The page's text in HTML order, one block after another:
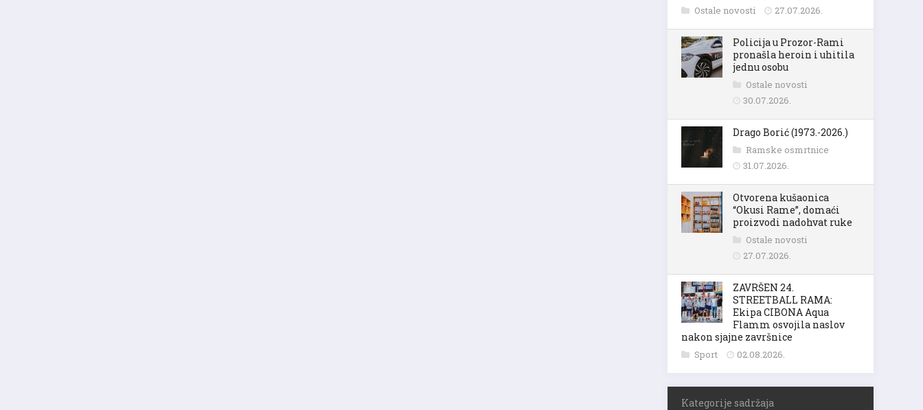
Ostale novosti 27.07.2026.
Policija u Prozor-Rami
pronašla heroin i uhitila
jednu osobu
Ostale novosti
30.07.2026.
Drago Borić (1973.-2026.)
Ramske osmrtnice
31.07.2026.
Otvorena kušaonica
“Okusi Rame”, domaći
proizvodi nadohvat ruke
Ostale novosti
27.07.2026.
ZAVRŠEN 24.
STREETBALL RAMA:
Ekipa CIBONA Aqua
Flamm osvojila naslov
nakon sjajne završnice
Sport 02.08.2026.
Kategorije sadržaja